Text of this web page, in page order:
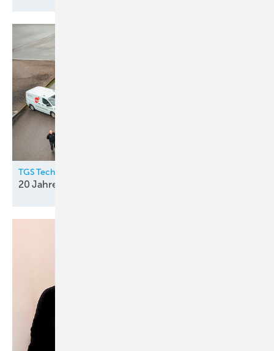
TGS Technischer Gebäude Service GmbH
20 Jahre